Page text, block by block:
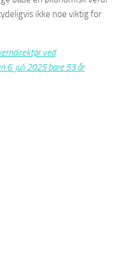
ikke noe viktig for
ved
6. juli 2025 bare 53 år